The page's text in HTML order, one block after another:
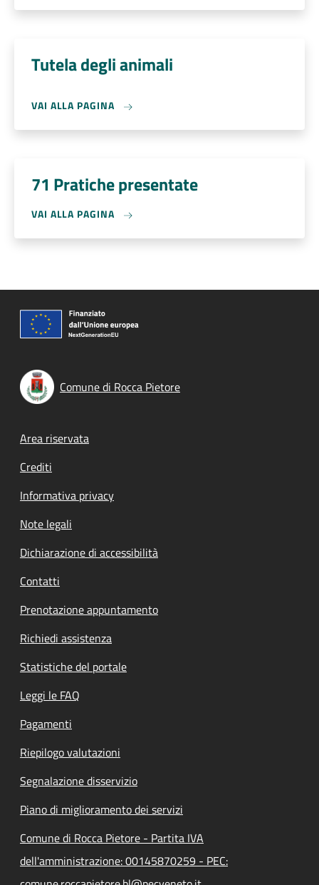
Tutela degli animali
VAI ALLA PAGINA
71 Pratiche presentate
VAI ALLA PAGINA
Comune di Rocca Pietore
Footer menu
Area riservata
Crediti
Informativa privacy
Note legali
Dichiarazione di accessibilità
Contatti
Prenotazione appuntamento
Richiedi assistenza
Statistiche del portale
Leggi le FAQ
Pagamenti
Riepilogo valutazioni
Segnalazione disservizio
Piano di miglioramento dei servizi
Comune di Rocca Pietore - Partita IVA
dell'amministrazione: 00145870259 - PEC: